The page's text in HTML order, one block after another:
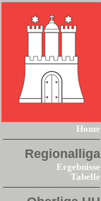
Home
Regionalliga
Ergebnisse
Tabelle